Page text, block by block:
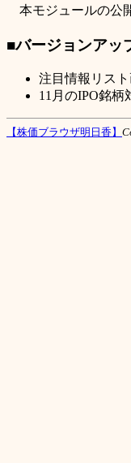
本モジュールの公
■バージョンアッ
注目情報リス
11月のIPO銘柄
【株価ブラウザ明日香】